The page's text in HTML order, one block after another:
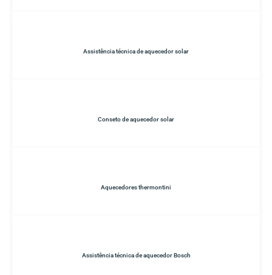
Assistência técnica de aquecedor solar
Conseto de aquecedor solar
Aquecedores thermontini
Assistência técnica de aquecedor Bosch